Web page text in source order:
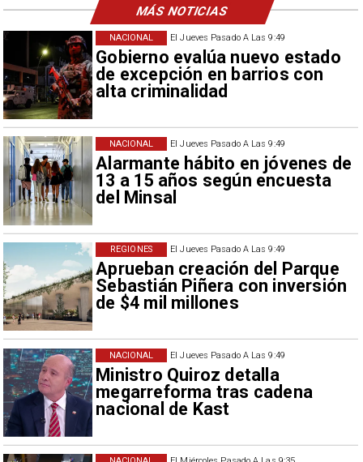
El Jueves Pasado A Las 9:49
Gobierno evalúa nuevo estado
de excepción en barrios con
alta criminalidad
NACIONAL
El Jueves Pasado A Las 9:49
Alarmante hábito en jóvenes de
13 a 15 años según encuesta
del Minsal
NACIONAL
El Jueves Pasado A Las 9:49
Aprueban creación del Parque
Sebastián Piñera con inversión
de $4 mil millones
REGIONES
El Jueves Pasado A Las 9:49
Ministro Quiroz detalla
megarreforma tras cadena
nacional de Kast
NACIONAL
MÁS NOTICIAS